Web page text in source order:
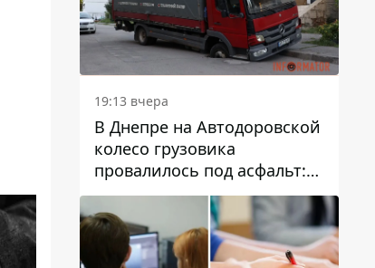
19:13 вчера
В Днепре на Автодоровской
колесо грузовика
провалилось под асфальт:
движение заблокировано